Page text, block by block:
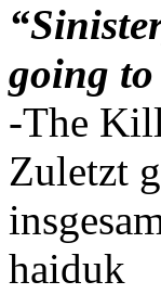
going
-The
Zuletzt
haiduk